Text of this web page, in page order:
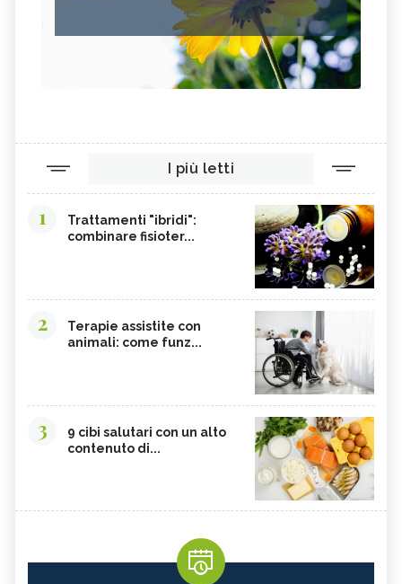
I più letti
1
Trattamenti "ibridi":
combinare fisioter...
2
Terapie assistite con
animali: come funz...
3
9 cibi salutari con un alto
contenuto di...